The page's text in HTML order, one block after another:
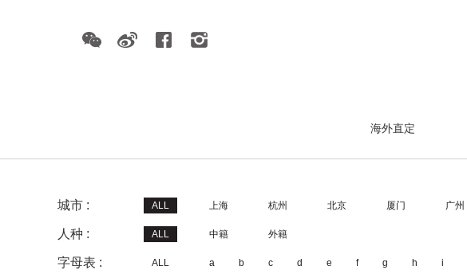
海外直定
城市 : ALL 上海 杭州 北京 厦门 广州
人种 : ALL 中籍 外籍
字母表 : ALL a b c d e f g h i